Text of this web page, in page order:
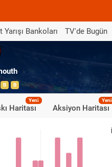
Yarışı Bankoları TV'de Bugün
B B
Haritası
Yeni
Aksiyon Haritası
Yeni